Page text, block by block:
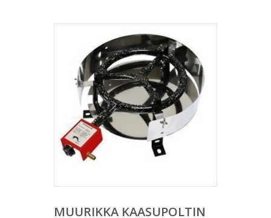
MUURIKKA KAASUPOLTIN